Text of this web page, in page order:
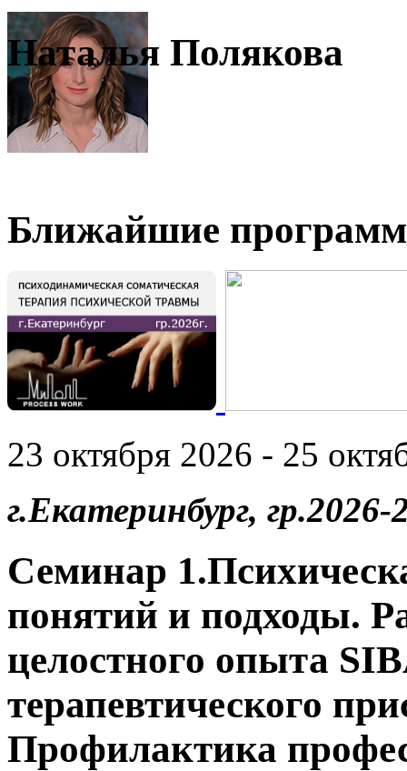
Наталья Полякова
Ближайшие
23 октября 2026 - 25
г.Екатеринбург, гр.2026-
Семинар
понятий и подходы.
целостного опыта
терапевтического
Профилактика